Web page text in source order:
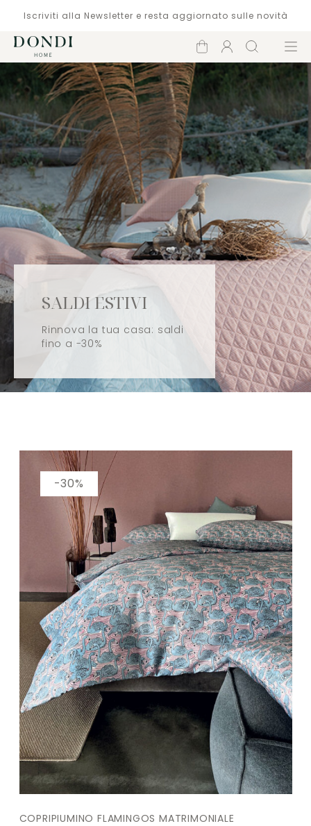
Iscriviti alla Newsletter e resta aggiornato sulle novità
Carrello
Account
Cerca Menù
SALDI ESTIVI
Rinnova la tua casa: saldi
fino a -30%
Catalogo
COPRIPIUMINO FLAMINGOS MATRIMONIALE
-30%